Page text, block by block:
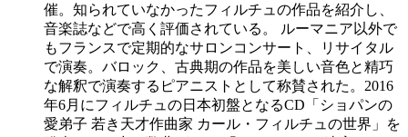
催。知られていなかったフィルチュの作品を紹介し、
音楽誌などで高く評価されている。 ルーマニア以外で
もフランスで定期的なサロンコンサート、リサイタル
で演奏。バロック、古典期の作品を美しい音色と精巧
な解釈で演奏するピアニストとして称賛された。2016
年6月にフィルチュの日本初盤となるCD「ショパンの
愛弟子 若き天才作曲家 カール・フィルチュの世界」を